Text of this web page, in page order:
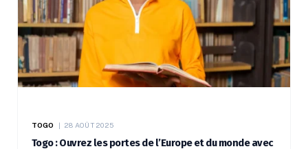
TOGO 28 AOÛT 2025
Togo : Ouvrez les portes de l’Europe et du monde avec